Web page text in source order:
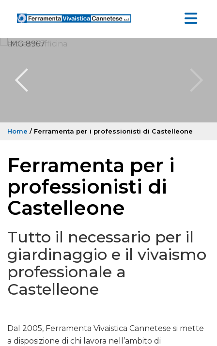
Home / Ferramenta per i professionisti di Castelleone
Ferramenta per i
professionisti di
Castelleone
Tutto il necessario per il
giardinaggio e il vivaismo
professionale a
Castelleone
Dal 2005, Ferramenta Vivaistica Cannetese si mette
a disposizione di chi lavora nell’ambito di